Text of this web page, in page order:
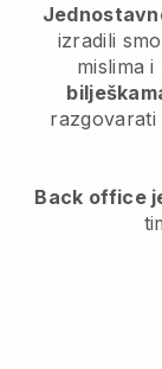
izradili
mislima
razgovarati
Back office